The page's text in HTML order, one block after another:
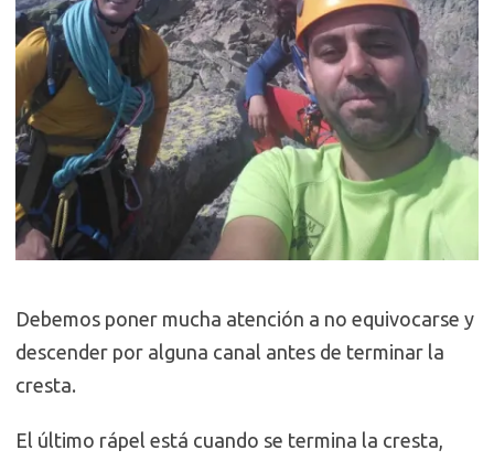
Debemos poner mucha atención a no equivocarse y
descender por alguna canal antes de terminar la
cresta.
El último rápel está cuando se termina la cresta,